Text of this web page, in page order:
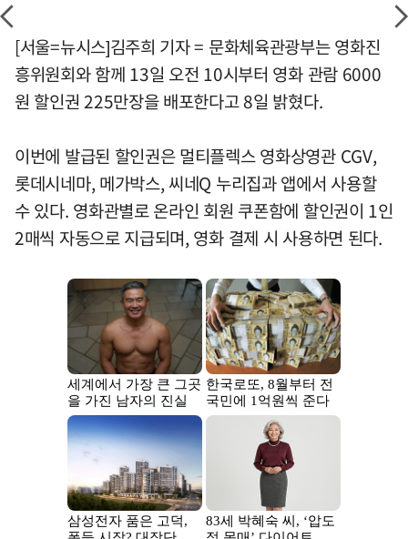
[서울=뉴시스]김주희 기자 = 문화체육관광부는 영화진
흥위원회와 함께 13일 오전 10시부터 영화 관람 6000
원 할인권 225만장을 배포한다고 8일 밝혔다.
이번에 발급된 할인권은 멀티플렉스 영화상영관 CGV,
롯데시네마, 메가박스, 씨네Q 누리집과 앱에서 사용할
수 있다. 영화관별로 온라인 회원 쿠폰함에 할인권이 1인
2매씩 자동으로 지급되며, 영화 결제 시 사용하면 된다.